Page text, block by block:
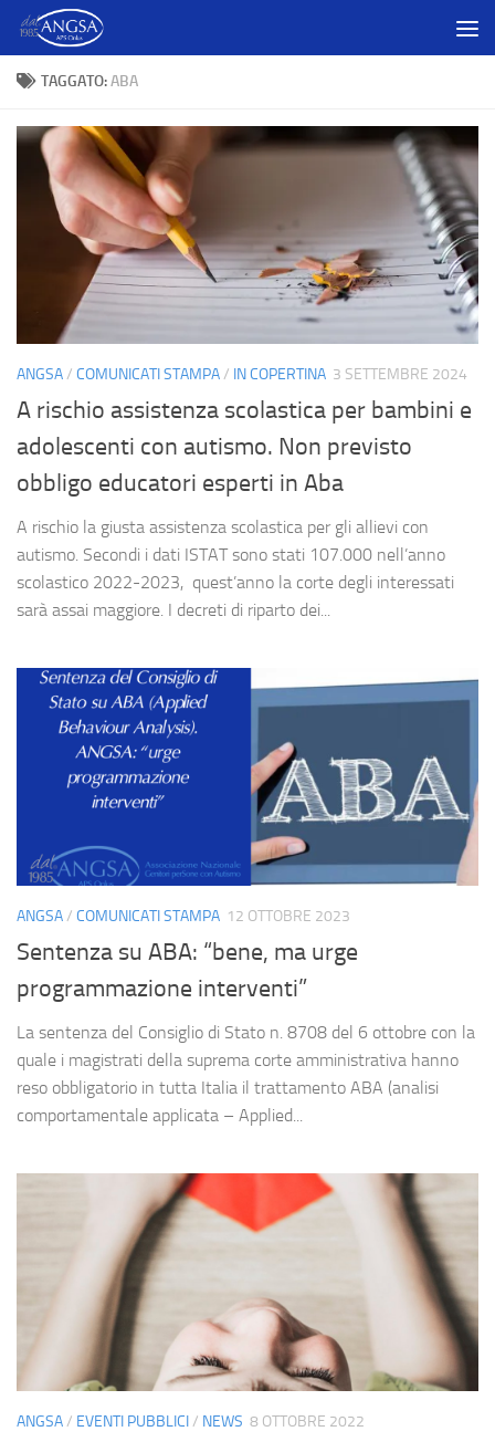
Salta al contenuto
TAGGATO:ABA
ANGSA/ COMUNICATI STAMPA/ IN COPERTINA 3 SETTEMBRE 2024
A rischio assistenza scolastica per bambini e
adolescenti con autismo. Non previsto
obbligo educatori esperti in Aba
A rischio la giusta assistenza scolastica per gli allievi con
autismo. Secondi i dati ISTAT sono stati 107.000 nell’anno
scolastico 2022-2023, quest’anno la corte degli interessati
sarà assai maggiore. I decreti di riparto dei...
ANGSA/ COMUNICATI STAMPA 12 OTTOBRE 2023
Sentenza su ABA: “bene, ma urge
programmazione interventi”
La sentenza del Consiglio di Stato n. 8708 del 6 ottobre con la
quale i magistrati della suprema corte amministrativa hanno
reso obbligatorio in tutta Italia il trattamento ABA (analisi
comportamentale applicata – Applied...
ANGSA/ EVENTI PUBBLICI/ NEWS 8 OTTOBRE 2022